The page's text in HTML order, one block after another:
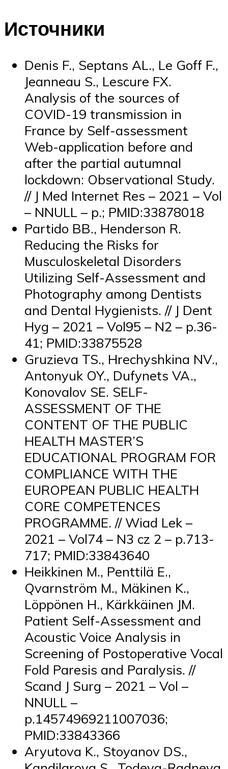
Источники
Denis F., Septans AL., Le Goff F.,
Jeanneau S., Lescure FX.
Analysis of the sources of
COVID-19 transmission in
France by Self-assessment
Web-application before and
after the partial autumnal
lockdown: Observational Study.
// J Med Internet Res – 2021 – Vol
– NNULL – p.; PMID:33878018
Partido BB., Henderson R.
Reducing the Risks for
Musculoskeletal Disorders
Utilizing Self-Assessment and
Photography among Dentists
and Dental Hygienists. // J Dent
Hyg – 2021 – Vol95 – N2 – p.36-
41; PMID:33875528
Gruzieva TS., Hrechyshkina NV.,
Antonyuk OY., Dufynets VA.,
Konovalov SE. SELF-
ASSESSMENT OF THE
CONTENT OF THE PUBLIC
HEALTH MASTER’S
EDUCATIONAL PROGRAM FOR
COMPLIANCE WITH THE
EUROPEAN PUBLIC HEALTH
CORE COMPETENCES
PROGRAMME. // Wiad Lek –
2021 – Vol74 – N3 cz 2 – p.713-
717; PMID:33843640
Heikkinen M., Penttilä E.,
Qvarnström M., Mäkinen K.,
Löppönen H., Kärkkäinen JM.
Patient Self-Assessment and
Acoustic Voice Analysis in
Screening of Postoperative Vocal
Fold Paresis and Paralysis. //
Scand J Surg – 2021 – Vol –
NNULL –
p.14574969211007036;
PMID:33843366
Aryutova K., Stoyanov DS.,